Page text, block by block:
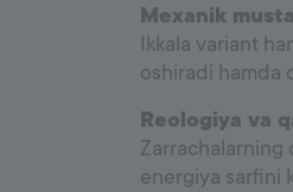
Mexanik
Ikkala variant
oshiradi hamda
Reologiya va
Zarrachalarning
energiya sarfini